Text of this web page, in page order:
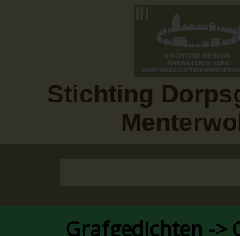
Stichting
Grafgedichten ->